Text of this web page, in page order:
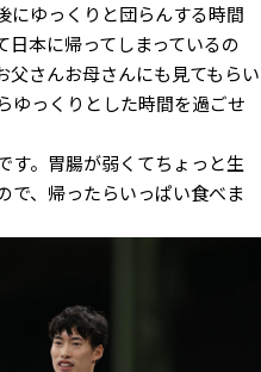
にゆっくりと団らんする時間
日本に帰ってしまっているの
父さんお母さんにも見てもらい
ゆっくりとした時間を過ごせ
す。胃腸が弱くてちょっと生
で、帰ったらいっぱい食べま